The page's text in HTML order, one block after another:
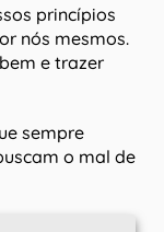
princípios
nós mesmos.
e trazer
sempre
o mal de